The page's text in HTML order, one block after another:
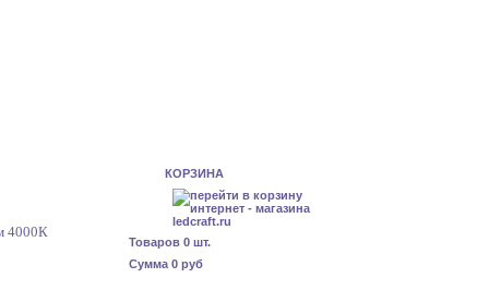
4000К
КОРЗИНА
Товаров 0 шт.
Сумма 0 руб